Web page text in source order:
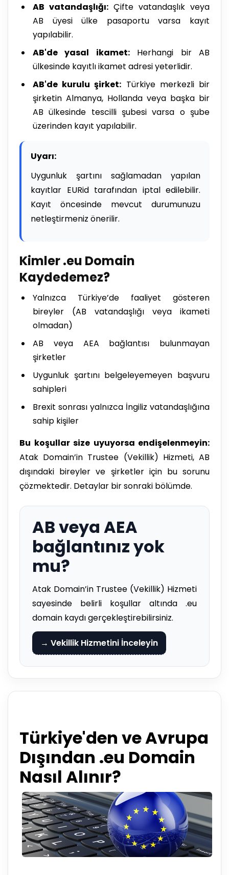
AB vatandaşlığı: Çifte vatandaşlık veya
AB üyesi ülke pasaportu varsa kayıt
yapılabilir.
AB'de yasal ikamet:Herhangi bir AB
ülkesinde kayıtlı ikamet adresi yeterlidir.
AB'de kurulu şirket: Türkiye merkezli bir
şirketin Almanya, Hollanda veya başka bir
AB ülkesinde tescilli şubesi varsa o şube
üzerinden kayıt yapılabilir.
Uyarı:
Uygunluk şartını sağlamadan yapılan
kayıtlar EURid tarafından iptal edilebilir.
Kayıt öncesinde mevcut durumunuzu
netleştirmeniz önerilir.
Kimler .eu Domain
Kaydedemez?
Yalnızca Türkiye’de faaliyet gösteren
bireyler (AB vatandaşlığı veya ikameti
olmadan)
AB veya AEA bağlantısı bulunmayan
şirketler
Uygunluk şartını belgeleyemeyen başvuru
sahipleri
Brexit sonrası yalnızca İngiliz vatandaşlığına
sahip kişiler
Bu koşullar size uyuyorsa endişelenmeyin:
Atak Domain’in Trustee (Vekillik) Hizmeti, AB
dışındaki bireyler ve şirketler için bu sorunu
çözmektedir. Detaylar bir sonraki bölümde.
AB veya AEA
bağlantınız yok
mu?
Atak Domain’in Trustee (Vekillik) Hizmeti
sayesinde belirli koşullar altında .eu
domain kaydı gerçekleştirebilirsiniz.
→ Vekillik Hizmetini İnceleyin
Türkiye'den ve Avrupa
Dışından .eu Domain
Nasıl Alınır?